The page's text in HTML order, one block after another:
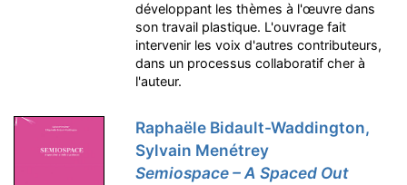
développant les thèmes à l'œuvre dans
son travail plastique. L'ouvrage fait
intervenir les voix d'autres contributeurs,
dans un processus collaboratif cher à
l'auteur.
Raphaële Bidault-Waddington,
Sylvain Menétrey
Semiospace – A Spaced Out